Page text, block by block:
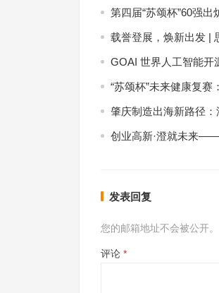
第四届“苏颂杯”60强
载誉登展，焕新出发 |
GOAI 世界人工智能开
“苏颂杯”未来健康复
肇庆制造出海新路径
创业高新·澄就未来——
发表回复
您的邮箱地址不会被公开。
评论 *